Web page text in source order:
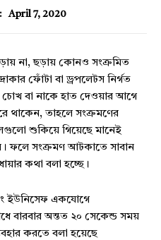
April 7, 2020
না, ছড়ায় কোনও সংক্রমিত
ফোঁটা বা ড্রপলেটস নির্গত
বা নাকে হাত দেওয়ার আগে
থাকেন, তাহলে সংক্রমণের
শুকিয়ে গিয়েছে মানেই
ফলে সংক্রমণ আটকাতে সাবান
কথা বলা হচ্ছে।
ইউনিসেফ একযোগে
বারবার অন্তত ২০ সেকেন্ড সময়
করতে বলা হয়েছে